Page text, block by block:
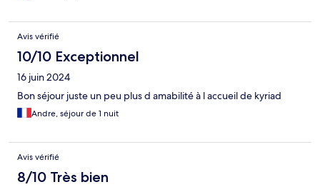
Avis vérifié
10/10 Exceptionnel
16 juin 2024
Bon séjour juste un peu plus d amabilité à l accueil de kyriad
Andre, séjour de 1 nuit
Avis vérifié
8/10 Très bien